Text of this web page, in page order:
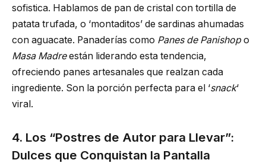
sofistica. Hablamos de pan de cristal con tortilla de
patata trufada, o ‘montaditos’ de sardinas ahumadas
con aguacate. Panaderías como Panes de Panishopo
Masa Madreestán liderando esta tendencia,
ofreciendo panes artesanales que realzan cada
ingrediente. Son la porción perfecta para el ‘snack‘
viral.
4. Los “Postres de Autor para Llevar”:
Dulces que Conquistan la Pantalla